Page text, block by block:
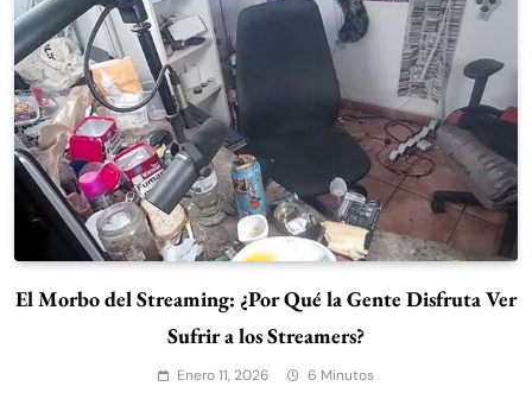
El Morbo del Streaming: ¿Por Qué la Gente Disfruta Ver
Sufrir a los Streamers?
Enero 11, 2026 6 Minutos